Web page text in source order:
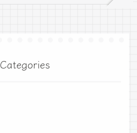
Categories